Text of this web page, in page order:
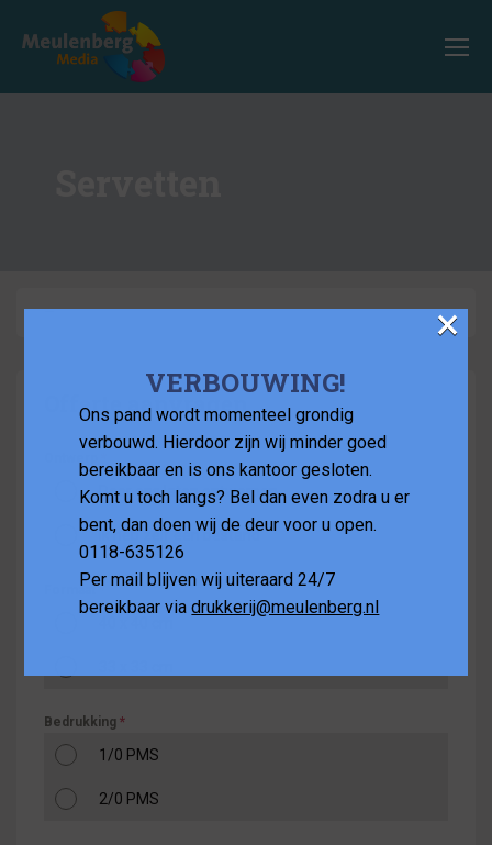
–
Offerte aanvragen
Door ons laten ontwerpen
Ik heb zelf een bestand
Formaat*
Bedrukking *
1/0 PMS
2/0 PMS
VERBOUWING!
Ons pand wordt momenteel grondig
verbouwd. Hierdoor zijn wij minder goed
bereikbaar en is ons kantoor gesloten.
Komt u toch langs? Bel dan even zodra u er
bent, dan doen wij de deur voor u open.
0118-635126
Per mail blijven wij uiteraard 24/7
bereikbaar viadrukkerij@meulenberg.nl
×